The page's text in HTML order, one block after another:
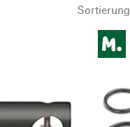
Sortierung